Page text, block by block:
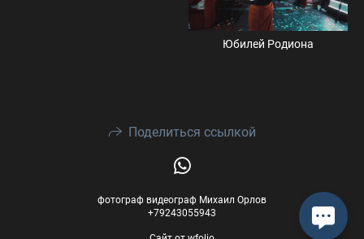
Юбилей Родиона
Поделиться ссылкой
фотограф видеограф Михаил Орлов
+79243055943